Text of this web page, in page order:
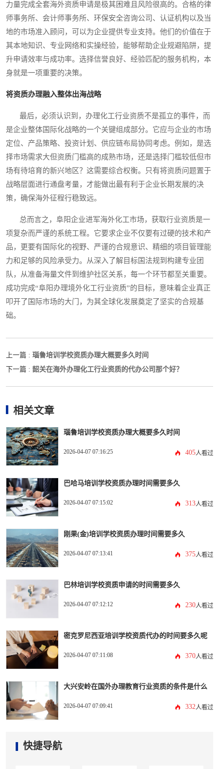
力量完成全套海外资质申请是极其困难且风险很高的。合格的律
师事务所、会计师事务所、环保安全咨询公司、认证机构以及当
地的市场准入顾问，可以为企业提供专业支持。他们的价值在于
其本地知识、专业网络和实操经验，能够帮助企业规避陷阱，提
升申请效率与成功率。选择信誉良好、经验匹配的服务机构，本
身就是一项重要的决策。
将资质办理融入整体出海战略
最后，必须认识到，办理化工行业资质不是孤立的事件，而
是企业整体国际化战略的一个关键组成部分。它应与企业的市场
定位、产品策略、投资计划、供应链布局协同考虑。例如，是选
择市场需求大但资质门槛高的成熟市场，还是选择门槛较低但市
场有待培育的新兴地区？这需要综合权衡。只有将资质问题置于
战略层面进行通盘考量，才能做出最有利于企业长期发展的决
策，确保海外征程行稳致远。
总而言之，阜阳企业进军海外化工市场，获取行业资质是一
项复杂而严谨的系统工程。它要求企业不仅要有过硬的技术和产
品，更要有国际化的视野、严谨的合规意识、精细的项目管理能
力和足够的风险承受力。从深入了解目标国法规到构建专业团
队，从准备海量文件到维护社区关系，每一个环节都至关重要。
成功完成“阜阳办理境外化工行业资质”的目标，意味着企业真正
叩开了国际市场的大门，为其全球化发展奠定了坚实的合规基
础。
上一篇 : 瑙鲁培训学校资质办理大概要多久时间
下一篇 : 韶关在海外办理化工行业资质的代办公司那个好？
相关文章
瑙鲁培训学校资质办理大概要多久时间
2026-04-07 07:16:25 405人看过
巴哈马培训学校资质办理时间需要多久
2026-04-07 07:15:02 313人看过
刚果(金)培训学校资质办理时间需要多久
2026-04-07 07:13:41 375人看过
巴林培训学校资质申请的时间需要多久
2026-04-07 07:12:12 230人看过
密克罗尼西亚培训学校资质代办的时间要多久呢
2026-04-07 07:11:08 370人看过
大兴安岭在国外办理教育行业资质的条件是什么
2026-04-07 07:09:41 332人看过
快捷导航